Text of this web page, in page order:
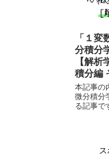
「１
分積分
【解析
積分編
本記事の内容 本記事
微分積分
る記事です。 本記事
回と主...